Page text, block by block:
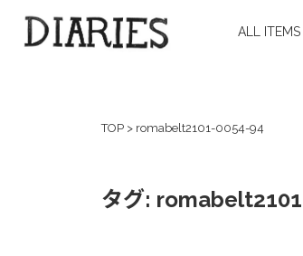
ALL ITEMS
TOP > romabelt2101-0054-94
タグ: